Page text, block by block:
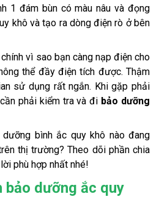
1 đám bùn có màu nâu và đọng
khô và tạo ra dòng điện rò ở bên
vì sao bạn càng nạp điện cho
thể đầy điện tích được. Thậm
sử dụng rất ngắn. Khi gặp phải
phải kiểm tra và đi bảo dưỡng
bình ắc quy khô nào đang
thị trường? Theo dõi phần chia
phù hợp nhất nhé!
bảo dưỡng ắc quy